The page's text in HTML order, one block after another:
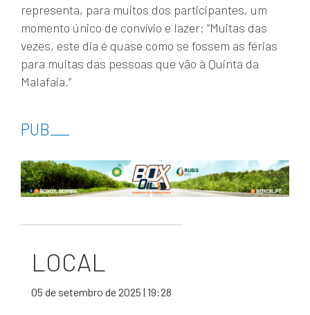
representa, para muitos dos participantes, um
momento único de convívio e lazer: “Muitas das
vezes, este dia é quase como se fossem as férias
para muitas das pessoas que vão à Quinta da
Malafaia.”
PUB
LOCAL
05 de setembro de 2025 | 19:28